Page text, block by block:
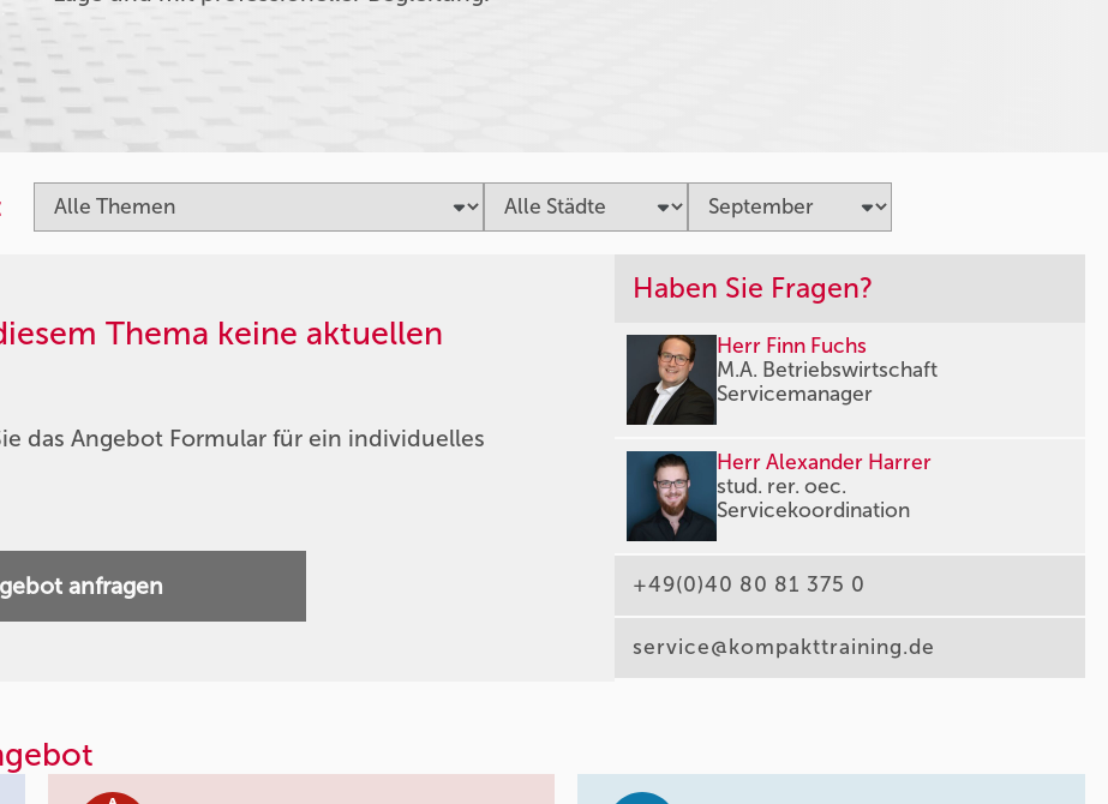
Thema keine aktuellen
das Angebot Formular für ein individuelles
anfragen
Haben Sie Fragen?
Herr Finn Fuchs
M.A. Betriebswirtschaft
Servicemanager
Herr Alexander Harrer
stud. rer. oec.
Servicekoordination
+49(0)40 80 81 375 0
service@kompakttraining.de